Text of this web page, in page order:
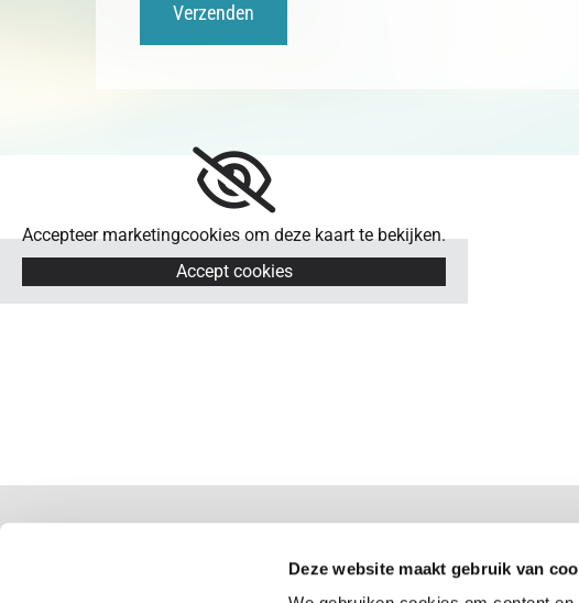
Deze website maakt gebruik van
Accepteer marketingcookies om deze kaart te bekijken.
Accept cookies